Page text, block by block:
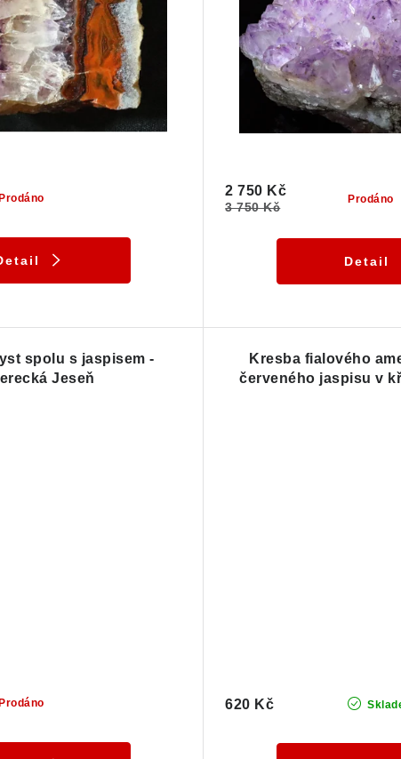
Prodáno Prodáno
2 750 Kč
3 750 Kč
Detail
spolu s jaspisem -
Jeseň
Prodáno
Kresba fialového
červeného jaspisu v
620 Kč